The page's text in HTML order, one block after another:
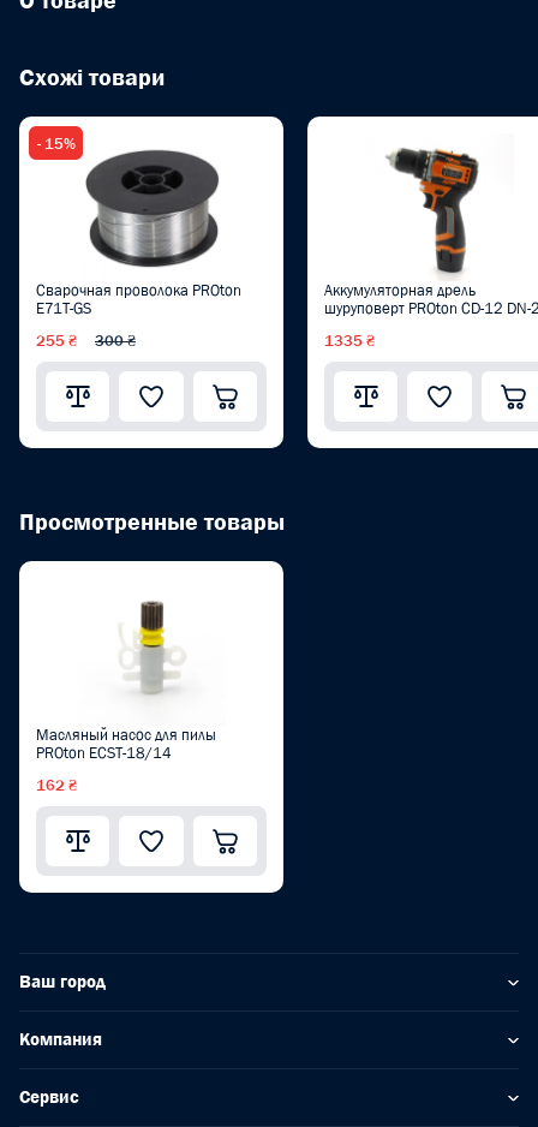
Схожі товари
- 15%
Сварочная проволока PROton
E71T-GS
255 ₴ 300 ₴
Аккумуляторная дрель
шуруповерт PROton CD-12 DN-
1335 ₴
Просмотренные товары
Масляный насос для пилы
PROton ECST-18/14
162 ₴
Ваш город
Компания
Сервис